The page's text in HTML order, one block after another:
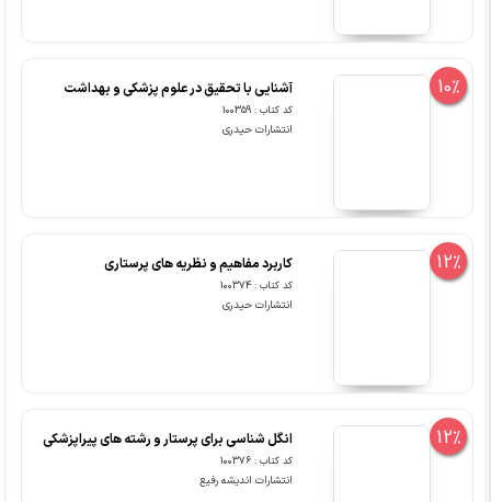
10% آشنایی با تحقیق در علوم پزشکی و بهداشت
کد کتاب : 100359
انتشارات حیدری
12% کاربرد مفاهیم و نظریه های پرستاری
کد کتاب : 100374
انتشارات حیدری
12% انگل شناسی برای پرستار و رشته های پیراپزشکی
کد کتاب : 100376
انتشارات اندیشه رفیع